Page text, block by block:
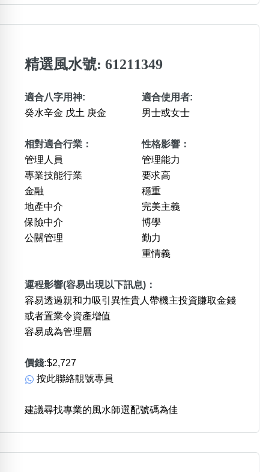
精選風水號: 61211349
適合八字用神:
癸水辛金 戊土 庚金
適合使用者:
男士或女士
相對適合行業：
管理人員
專業技能行業
金融
地產中介
保險中介
公關管理
性格影響：
管理能力
要求高
穩重
完美主義
博學
勤力
重情義
運程影響(容易出現以下訊息)：
容易透過親和力吸引異性貴人帶機主投資賺取金錢
或者置業令資產增值
容易成為管理層
價錢:$2,727
按此聯絡靚號專員
建議尋找專業的風水師選配號碼為佳